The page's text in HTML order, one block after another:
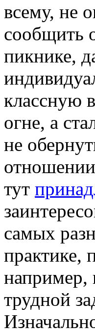
всeму, нe
сообщить
пикнике,
классную
огне, а
не
тут
самых
практике,
например,
трудной